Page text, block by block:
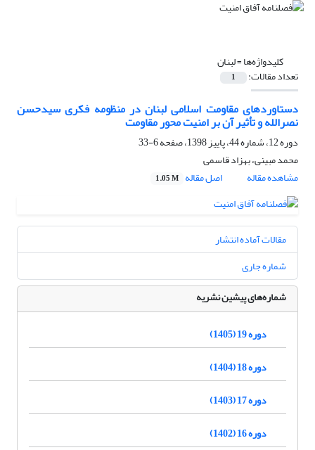
کلیدواژه‌ها =لبنان
تعداد مقالات: 1
دستاوردهای مقاومت اسلامی لبنان در منظومه فکری سیدحسن
نصرالله و تأثیر آن بر امنیت محور مقاومت
دوره 12، شماره 44، پاییز 1398، صفحه
6-33
محمد مبینی، بهزاد قاسمی
مشاهده مقاله
اصل مقاله 1.05 M
مقالات آماده انتشار
شماره جاری
شماره‌های پیشین نشریه
دوره 19 (1405)
دوره 18 (1404)
دوره 17 (1403)
دوره 16 (1402)